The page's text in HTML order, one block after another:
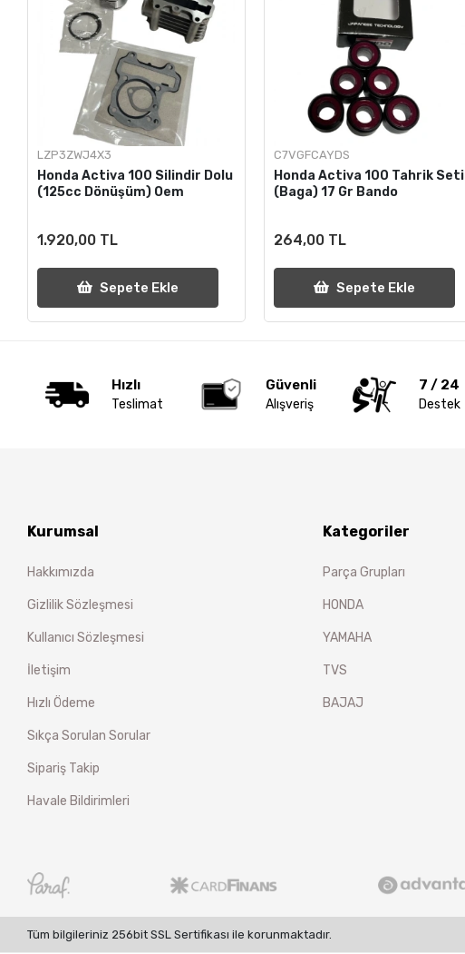
LZP3ZWJ4X3
Honda Activa 100 Silindir Dolu
(125cc Dönüşüm) Oem
1.920,00 TL
Sepete Ekle
C7VGFCAYDS
Honda Activa 100 Tahrik Seti
(Baga) 17 Gr Bando
264,00 TL
Sepete Ekle
Hızlı
Teslimat
Güvenli
Alışveriş
7 / 24
Destek
Kurumsal
Hakkımızda
Gizlilik Sözleşmesi
Kullanıcı Sözleşmesi
İletişim
Hızlı Ödeme
Sıkça Sorulan Sorular
Sipariş Takip
Havale Bildirimleri
Kategoriler
Parça Grupları
HONDA
YAMAHA
TVS
BAJAJ
Tüm bilgileriniz 256bit SSL Sertifikası ile korunmaktadır.